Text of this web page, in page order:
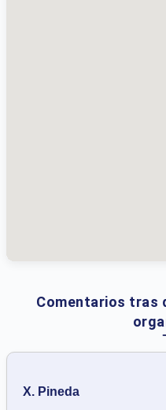
Comentarios tras
X. Pineda